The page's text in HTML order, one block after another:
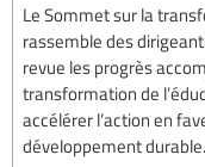
Le Sommet sur la
rassemble des
revue les progrès
transformation de
accélérer l’action en
développement